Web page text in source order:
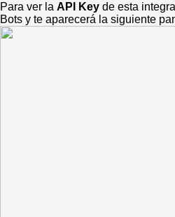
Para ver la API Key de esta
Bots y te aparecerá la siguiente